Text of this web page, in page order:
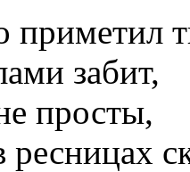
приметил
забит,
просты,
ресницах